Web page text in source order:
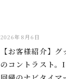
2026年8月6日
【お客様紹介】
のコントラスト。